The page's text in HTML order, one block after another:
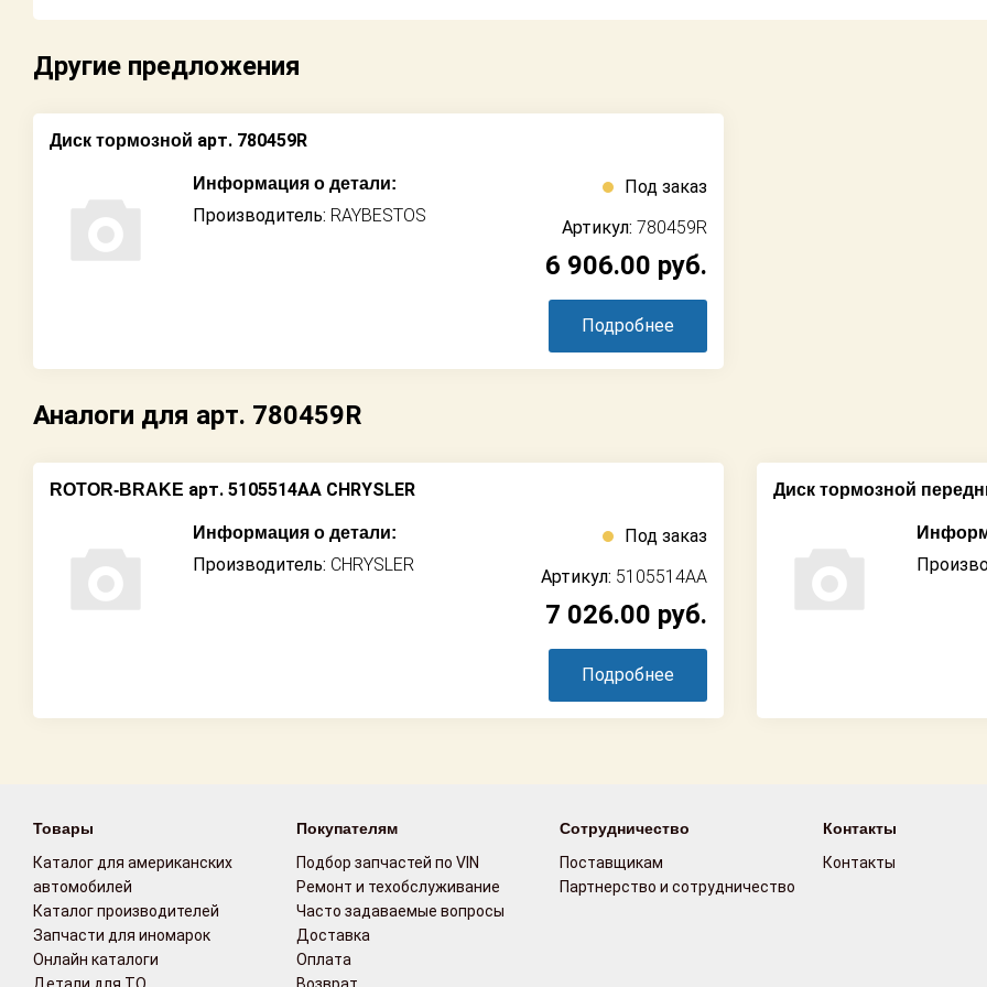
Поставщикам
Партнерство и
Другие предложения
Диск тормозной арт. 780459R
Информация о детали:
Производитель: RAYBESTOS
Под заказ
Артикул: 780459R
6 906.00 руб.
Подробнее
Аналоги для арт. 780459R
ROTOR-BRAKE арт. 5105514AA CHRYSLER
Информация о детали:
Производитель: CHRYSLER
Под заказ
Артикул: 5105514AA
7 026.00 руб.
Подробнее
Диск тормозной
Товары
Каталог для американских
автомобилей
Каталог производителей
Запчасти для иномарок
Онлайн каталоги
Покупателям
Подбор запчастей по VIN
Ремонт и техобслуживание
Часто задаваемые вопросы
Доставка
Оплата
Сотрудничество
Поставщикам
Партнерство и сотрудничество
Контакты
Контакты